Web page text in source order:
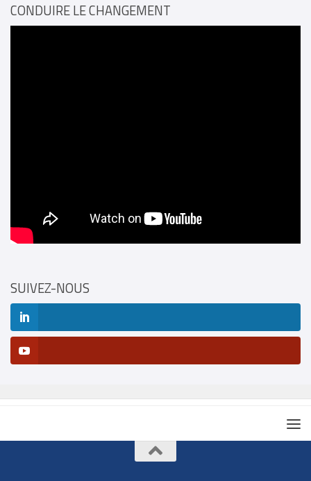
CONDUIRE LE CHANGEMENT
SUIVEZ-NOUS